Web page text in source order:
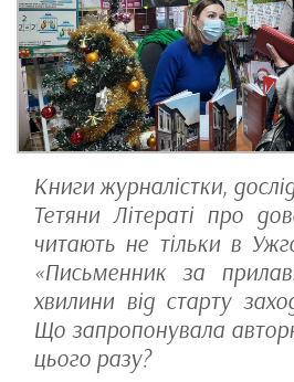
Книги журналістки,
Тетяни Літераті про
читають не тільки в
«Письменник за
хвилини від старту
Що запропонувала
цього разу?